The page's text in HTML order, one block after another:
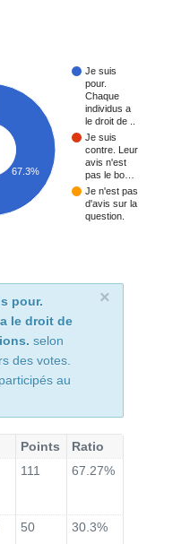
Je suis
pour.
Chaque
individus a
le droit de ..
Je suis
contre. Leur
avis n'est
pas le bo…
Je n'est pas
d'avis sur la
question.
67.3%
×
pour.
le droit de
selon
des votes.
au
Points
Ratio
111 67.27%
50 30.3%